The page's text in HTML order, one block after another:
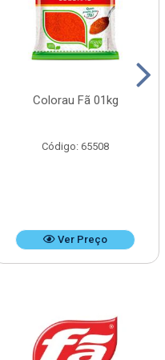
Colorau Fã 01kg
Código: 65508
Ver Preço